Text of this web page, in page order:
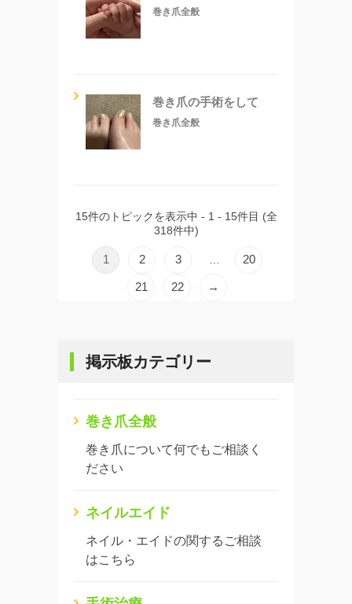
巻き爪全般
巻き爪の手術をして
巻き爪全般
15件のトピックを表示中 - 1 - 15件目 (全
318件中)
1 2 3 20
21 22 →
掲示板カテゴリー
巻き爪全般
巻き爪について何でもご相談く
ださい
ネイルエイド
ネイル・エイドの関するご相談
はこちら